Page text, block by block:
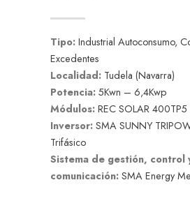
Tipo: Industrial Autoconsumo,
Excedentes
Localidad: Tudela (Navarra)
Potencia: 5Kwn – 6,4Kwp
Módulos: REC SOLAR 400TP5
Inversor: SMA SUNNY
Trifásico
Sistema de gestión, control
comunicación: SMA Energy